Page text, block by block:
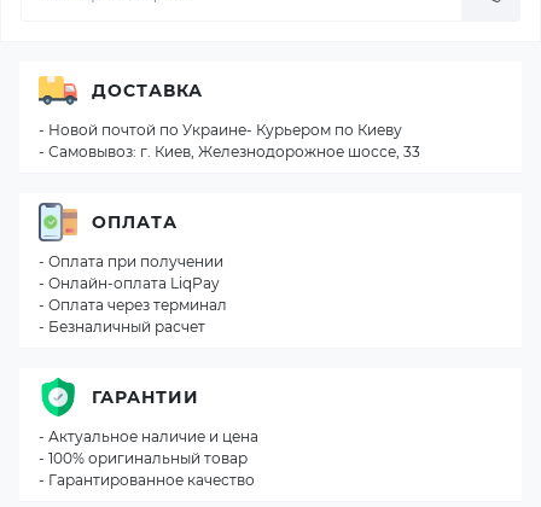
ДОСТАВКА
- Новой почтой по Украине- Курьером по Киеву
- Самовывоз: г. Киев, Железнодорожное шоссе, 33
ОПЛАТА
- Оплата при получении
- Онлайн-оплата LiqPay
- Оплата через терминал
- Безналичный расчет
ГАРАНТИИ
- Актуальное наличие и цена
- 100% оригинальный товар
- Гарантированное качество